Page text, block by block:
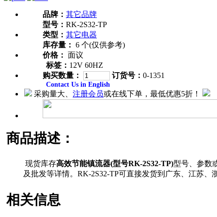
品牌： 其它品牌
型号： RK-2S32-TP
类型： 其它电器
库存量： 6 个(仅供参考)
价格： 面议
标签： 12V 60HZ
购买数量：
订货号： 0-1351
Contact Us in English
采购量大、 注册会员或在线下单，最低优惠5折！
商品描述：
现货库存高效节能镇流器(型号RK-2S32-TP)型号、参数
及批发等详情。RK-2S32-TP可直接发货到广东、江苏
相关信息